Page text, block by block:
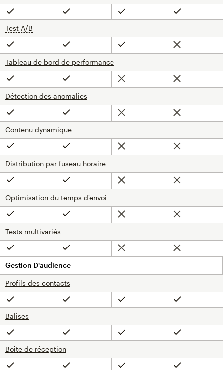
Inclus Inclus Inclus Inclus
Test A/B
Inclus Inclus Inclus Non inclus
Tableau de bord de performance
Inclus Inclus Non inclus Non inclus
Détection des anomalies
Inclus Inclus Non inclus Non inclus
Contenu dynamique
Inclus Inclus Non inclus Non inclus
Distribution par fuseau horaire
Inclus Inclus Non inclus Non inclus
Optimisation du temps d'envoi
Inclus Inclus Non inclus Non inclus
Tests multivariés
Inclus Inclus Non inclus Non inclus
Gestion D'audience
Profils des contacts
Inclus Inclus Inclus Inclus
Balises
Inclus Inclus Inclus Inclus
Boîte de réception
Inclus Inclus Inclus Inclus